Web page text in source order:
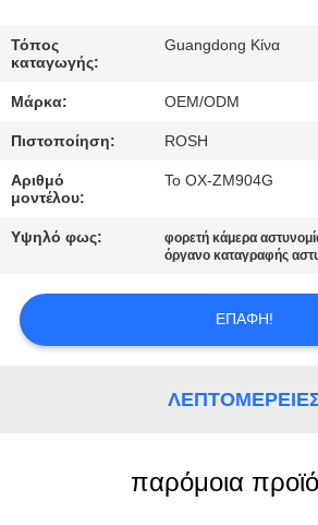
ΣΤΟ
ΕΡΓΟΣΤΆΣΙΟ
ΈΛΕΓΧΟΣ
ΠΟΙΌΤΗΤΑΣ
ΕΠΙΚΟΙΝΩΝΉΣΤΕ
ΜΑΖΊ
ΜΑΣ
ΥΠΟΘΈΣΕΙΣ
Τόπος
καταγωγής:
Guangdong Κίνα
Μάρκα: OEM/ODM
Πιστοποίηση: ROSH
Αριθμό
μοντέλου:
Το OX-ZM904G
Υψηλό φως: φορετή κάμερα
όργανο καταγραφής
ΕΠΑΦΉ!
παρόμοια